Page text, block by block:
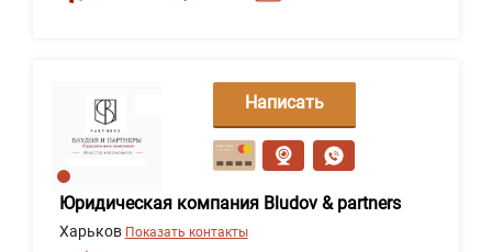
Юридическая компания Bludov & partners
Харьков Показать контакты
Написать
сообщение